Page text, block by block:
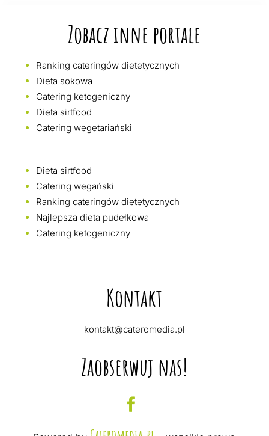
Zobacz inne portale
Ranking cateringów dietetycznych
Dieta sokowa
Catering ketogeniczny
Dieta sirtfood
Catering wegetariański
Dieta sirtfood
Catering wegański
Ranking cateringów dietetycznych
Najlepsza dieta pudełkowa
Catering ketogeniczny
Kontakt
kontakt@cateromedia.pl
Zaobserwuj nas!